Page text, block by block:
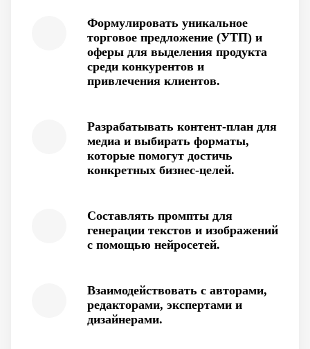
Формулировать уникальное
торговое предложение (УТП) и
оферы для выделения продукта
среди конкурентов и
привлечения клиентов.
Разрабатывать контент-план для
медиа и выбирать форматы,
которые помогут достичь
конкретных бизнес-целей.
Составлять промпты для
генерации текстов и изображений
с помощью нейросетей.
Взаимодействовать с авторами,
редакторами, экспертами и
дизайнерами.